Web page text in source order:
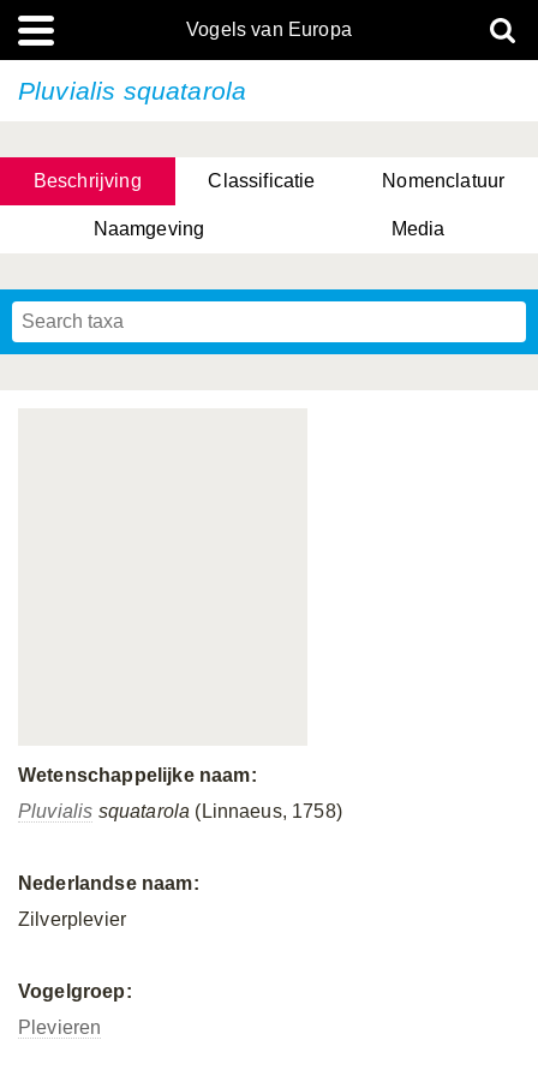
Vogels van Europa
Pluvialis squatarola
Beschrijving Classificatie Nomenclatuur
Naamgeving Media
Wetenschappelijke naam:
Pluvialis squatarola (Linnaeus, 1758)
Nederlandse naam:
Zilverplevier
Vogelgroep:
Plevieren